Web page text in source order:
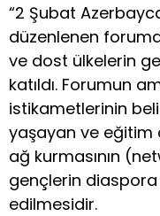
“2 Şubat
düzenlenen
ve dost ülkelerin
katıldı. Forumun
istikametlerinin
yaşayan ve eğitim
ağ kurmasının
gençlerin
edilmesidir.